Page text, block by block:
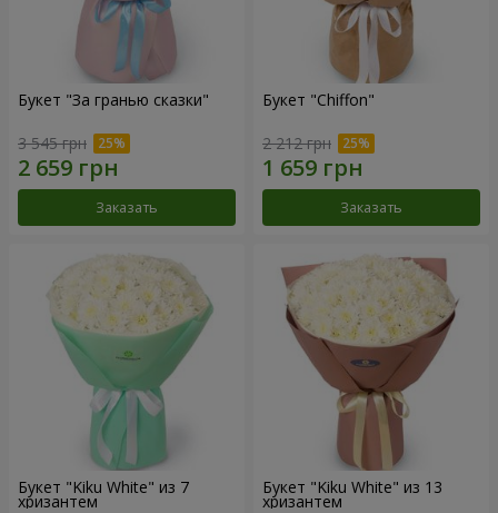
Букет "За гранью сказки"
3 545 грн
Заказать
Букет "Chiffon"
2 212 грн
Заказать
Букет "Kiku White" из 7
хризантем
Букет "Kiku White" из 13
хризантем